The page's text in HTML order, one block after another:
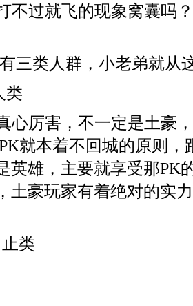
不过就飞的现象窝囊吗
三类人群，小老弟就从
类
心厉害，不一定是土豪
就本着不回城的原则，
英雄，主要就享受那PK
土豪玩家有着绝对的实
类